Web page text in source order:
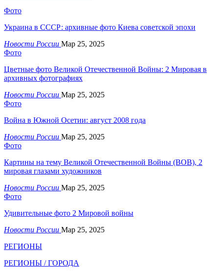
Фото
Украина в СССР: архивные фото Киева советской эпохи
Новости России Мар 25, 2025
Фото
Цветные фото Великой Отечественной Войны: 2 Мировая в
архивных фотографиях
Новости России Мар 25, 2025
Фото
Война в Южной Осетии: август 2008 года
Новости России Мар 25, 2025
Фото
Картины на тему Великой Отечественной Войны (ВОВ), 2
мировая глазами художников
Новости России Мар 25, 2025
Фото
Удивительные фото 2 Мировой войны
Новости России Мар 25, 2025
РЕГИОНЫ
РЕГИОНЫ / ГОРОДА